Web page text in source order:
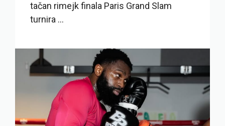
tačan rimejk finala Paris Grand Slam
turnira ...